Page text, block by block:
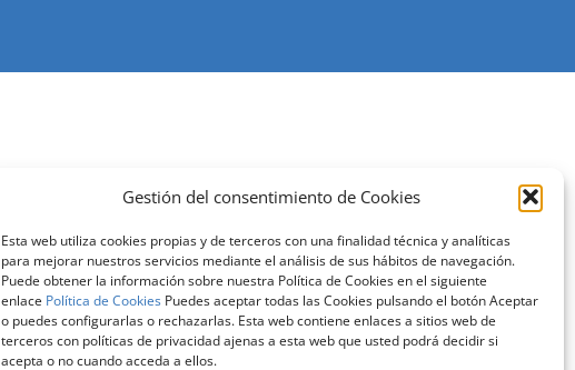
Gestión del consentimiento de Cookies
Esta web utiliza cookies propias y de terceros con una finalidad técnica y analíticas
para mejorar nuestros servicios mediante el análisis de sus hábitos de navegación.
Puede obtener la información sobre nuestra Política de Cookies en el siguiente
enlace Política de Cookies Puedes aceptar todas las Cookies pulsando el botón Aceptar
o puedes configurarlas o rechazarlas. Esta web contiene enlaces a sitios web de
terceros con políticas de privacidad ajenas a esta web que usted podrá decidir si
acepta o no cuando acceda a ellos.